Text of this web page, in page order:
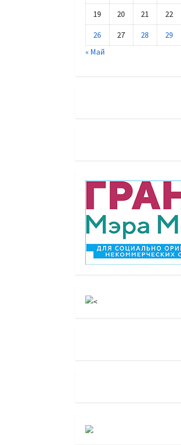
19 20 21 22
26 27 28 29
« Май